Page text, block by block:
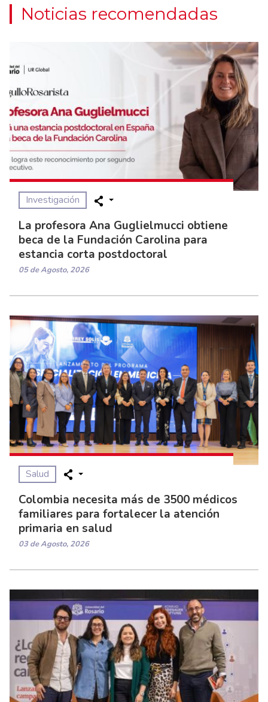
Noticias recomendadas
Investigación
La profesora Ana Guglielmucci obtiene
beca de la Fundación Carolina para
estancia corta postdoctoral
05 de Agosto, 2026
Salud
Colombia necesita más de 3500 médicos
familiares para fortalecer la atención
primaria en salud
03 de Agosto, 2026